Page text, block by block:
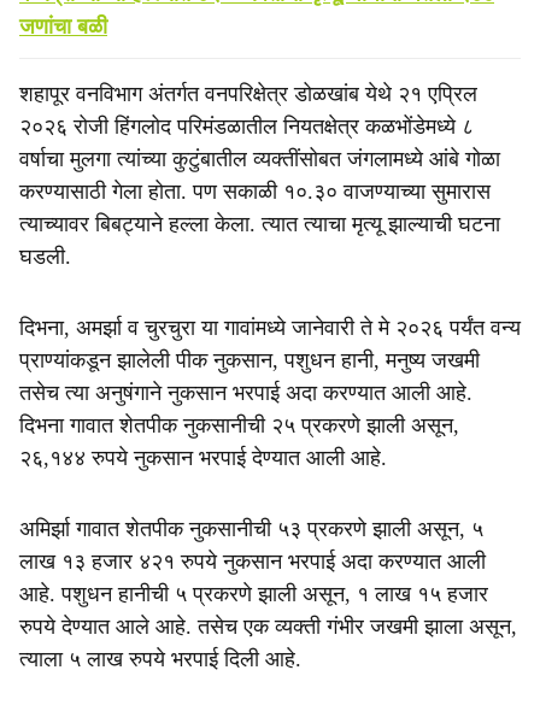
जणांचा बळी
शहापूर वनविभाग अंतर्गत वनपरिक्षेत्र डोळखांब येथे २१ एप्रिल
२०२६ रोजी हिंगलोद परिमंडळातील नियतक्षेत्र कळभोंडेमध्ये ८
वर्षाचा मुलगा त्यांच्या कुटुंबातील व्यक्तींसोबत जंगलामध्ये आंबे गोळा
करण्यासाठी गेला होता. पण सकाळी १०.३० वाजण्याच्या सुमारास
त्याच्यावर बिबट्याने हल्ला केला. त्यात त्याचा मृत्यू झाल्याची घटना
घडली.
दिभना, अमर्झा व चुरचुरा या गावांमध्ये जानेवारी ते मे २०२६ पर्यंत वन्य
प्राण्यांकडून झालेली पीक नुकसान, पशुधन हानी, मनुष्य जखमी
तसेच त्या अनुषंगाने नुकसान भरपाई अदा करण्यात आली आहे.
दिभना गावात शेतपीक नुकसानीची २५ प्रकरणे झाली असून,
२६,१४४ रुपये नुकसान भरपाई देण्यात आली आहे.
अमिर्झा गावात शेतपीक नुकसानीची ५३ प्रकरणे झाली असून, ५
लाख १३ हजार ४२१ रुपये नुकसान भरपाई अदा करण्यात आली
आहे. पशुधन हानीची ५ प्रकरणे झाली असून, १ लाख १५ हजार
रुपये देण्यात आले आहे. तसेच एक व्यक्ती गंभीर जखमी झाला असून,
त्याला ५ लाख रुपये भरपाई दिली आहे.